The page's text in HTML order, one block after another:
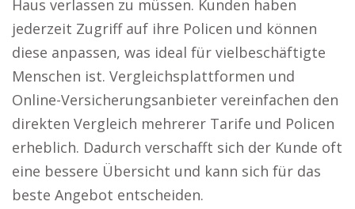
Haus verlassen zu müssen. Kunden haben
jederzeit Zugriff auf ihre Policen und können
diese anpassen, was ideal für vielbeschäftigte
Menschen ist. Vergleichsplattformen und
Online-Versicherungsanbieter vereinfachen den
direkten Vergleich mehrerer Tarife und Policen
erheblich. Dadurch verschafft sich der Kunde oft
eine bessere Übersicht und kann sich für das
beste Angebot entscheiden.